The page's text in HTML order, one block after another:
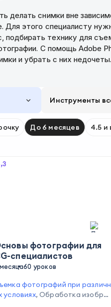
делать снимки вне
Для этого специалисту
подбирать технику для
С помощь Adobe
и убрать с них недочеты.
Инструменты
До 6 месяцев 4.5 и
фотографии для
специалистов
60 уроков
фотографий при различн
условиях,Обработка изобра